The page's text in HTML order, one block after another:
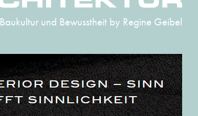
Baukultur und Bewusstheit by Regine Geibel